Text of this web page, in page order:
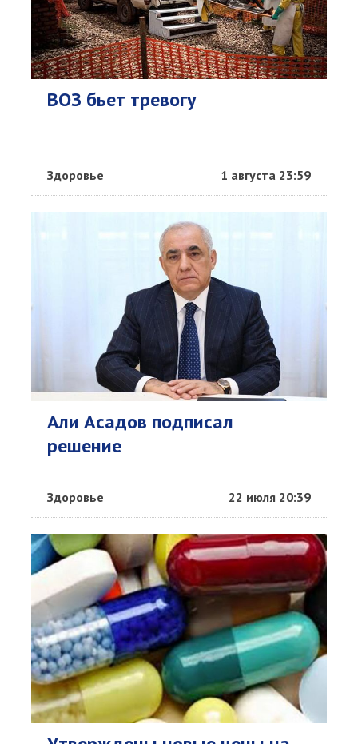
ВОЗ бьет тревогу
Здоровье 1 августа 23:59
Али Асадов подписал
решение
Здоровье 22 июля 20:39